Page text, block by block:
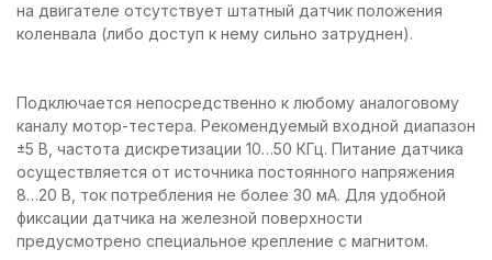
на двигателе отсутствует штатный датчик положения
коленвала (либо доступ к нему сильно затруднен).
Подключается непосредственно к любому аналоговому
каналу мотор-тестера. Рекомендуемый входной диапазон
±5 В, частота дискретизации 10…50 КГц. Питание датчика
осуществляется от источника постоянного напряжения
8…20 В, ток потребления не более 30 мА. Для удобной
фиксации датчика на железной поверхности
предусмотрено специальное крепление с магнитом.